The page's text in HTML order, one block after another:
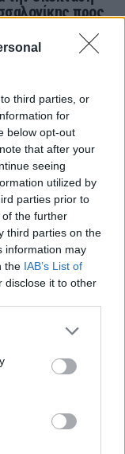
third parties, or
for
below opt-out
that after your
seeing
utilized by
parties prior to
the further
third parties on the
information may
the IAB’s List of
disclose it to other
προς
δρομολόγια θα
ώρες χωρίς
για
επεκτάσεις.
με στολή
στάση
του
viral
μαχαίρωσε
Τζον Γουέσλι
με
του, σύμφωνα
–
αριστερά